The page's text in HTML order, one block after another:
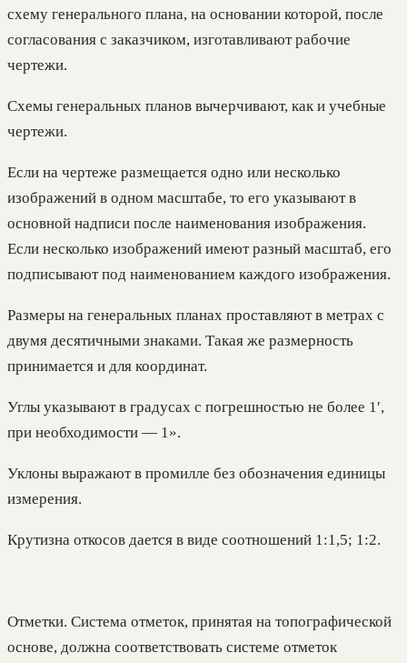
схему генерального плана, на основании которой, после
согласования с заказчиком, изготавливают рабочие
чертежи.
Схемы генеральных планов вычерчивают, как и учебные
чертежи.
Если на чертеже размещается одно или несколько
изображений в одном масштабе, то его указывают в
основной надписи после наименования изображения.
Если несколько изображений имеют разный масштаб, его
подписывают под наименованием каждого изображения.
Размеры на генеральных планах проставляют в метрах с
двумя десятичными знаками. Такая же размерность
принимается и для координат.
Углы указывают в градусах с погрешностью не более 1′,
при необходимости — 1».
Уклоны выражают в промилле без обозначения единицы
измерения.
Крутизна откосов дается в виде соотношений 1:1,5; 1:2.
Отметки. Система отметок, принятая на топографической
основе, должна соответствовать системе отметок